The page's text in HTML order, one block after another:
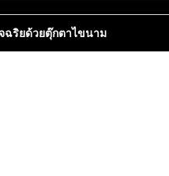
ฉริยด้วยตุ๊กตาไขนาม